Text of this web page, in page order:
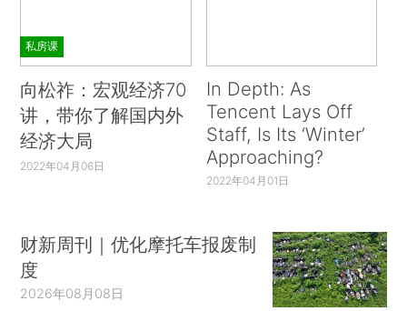
私房课
向松祚：宏观经济70
讲，带你了解国内外
经济大局
2022年04月06日
In Depth: As
Tencent Lays Off
Staff, Is Its ‘Winter’
Approaching?
2022年04月01日
财新周刊｜优化摩托车报废制
度
2026年08月08日